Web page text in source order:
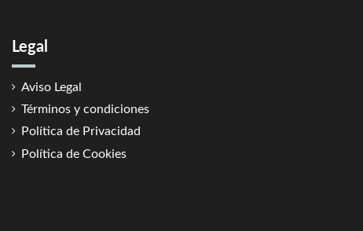
Legal
Aviso Legal
Términos y condiciones
Política de Privacidad
Política de Cookies